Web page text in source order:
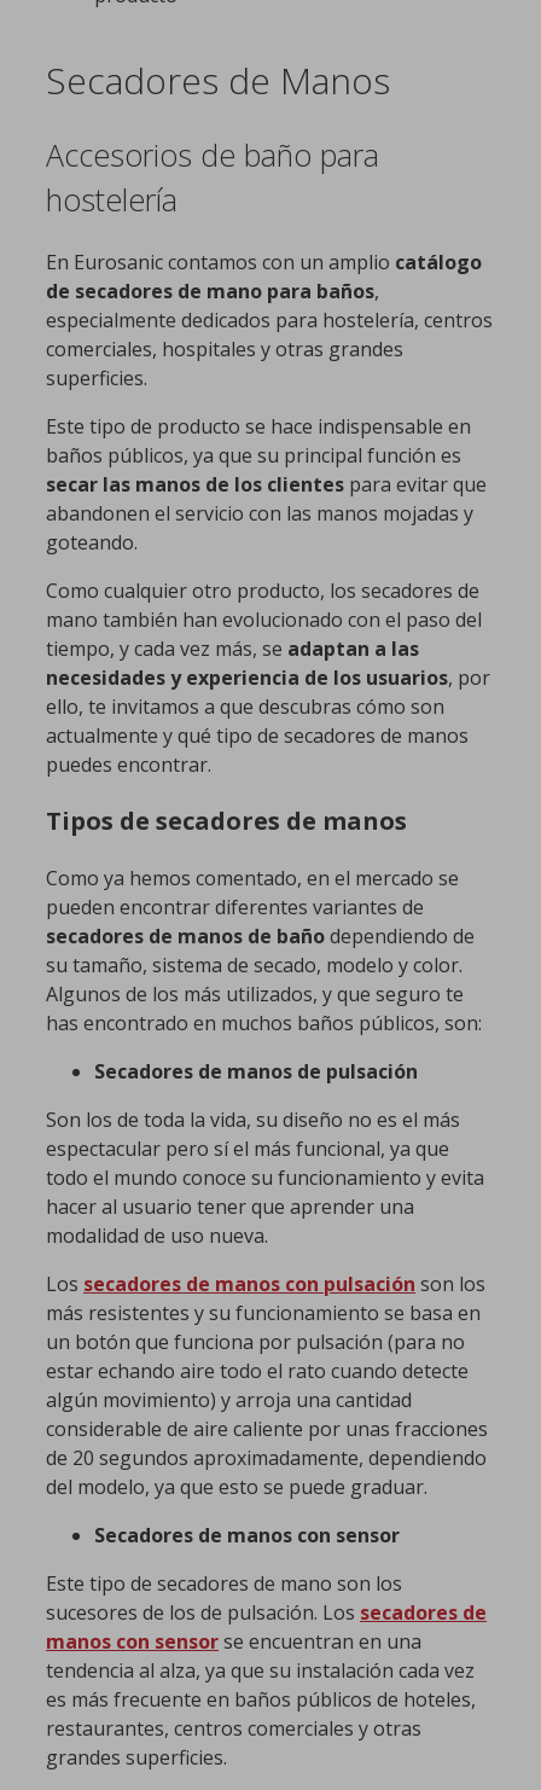
Secadores de Manos
Accesorios de baño para
hostelería
En Eurosanic contamos con un amplio catálogo
de secadores de mano para baños,
especialmente dedicados para hostelería, centros
comerciales, hospitales y otras grandes
superficies.
Este tipo de producto se hace indispensable en
baños públicos, ya que su principal función es
secar las manos de los clientes para evitar que
abandonen el servicio con las manos mojadas y
goteando.
Como cualquier otro producto, los secadores de
mano también han evolucionado con el paso del
tiempo, y cada vez más, se adaptan a las
necesidades y experiencia de los usuarios, por
ello, te invitamos a que descubras cómo son
actualmente y qué tipo de secadores de manos
puedes encontrar.
Tipos de secadores de manos
Como ya hemos comentado, en el mercado se
pueden encontrar diferentes variantes de
secadores de manos de bañodependiendo de
su tamaño, sistema de secado, modelo y color.
Algunos de los más utilizados, y que seguro te
has encontrado en muchos baños públicos, son:
Secadores de manos de pulsación
Son los de toda la vida, su diseño no es el más
espectacular pero sí el más funcional, ya que
todo el mundo conoce su funcionamiento y evita
hacer al usuario tener que aprender una
modalidad de uso nueva.
Los secadores de manos con pulsación son los
más resistentes y su funcionamiento se basa en
un botón que funciona por pulsación (para no
estar echando aire todo el rato cuando detecte
algún movimiento) y arroja una cantidad
considerable de aire caliente por unas fracciones
de 20 segundos aproximadamente, dependiendo
del modelo, ya que esto se puede graduar.
Secadores de manos con sensor
Este tipo de secadores de mano son los
sucesores de los de pulsación. Los secadores de
manos con sensorse encuentran en una
tendencia al alza, ya que su instalación cada vez
es más frecuente en baños públicos de hoteles,
restaurantes, centros comerciales y otras
grandes superficies.